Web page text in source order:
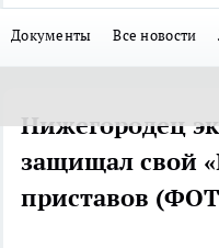
Документы Все новости
Нижегородец
защищал свой
приставов